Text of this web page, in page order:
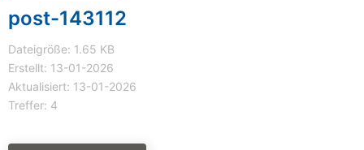
post-143112
Dateigröße: 1.65 KB
Erstellt: 13-01-2026
Aktualisiert: 13-01-2026
Treffer: 4